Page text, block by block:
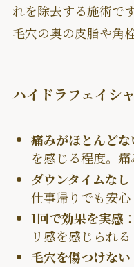
れを除去する施術で
毛穴の奥の皮脂や角
ハイドラフェイシ
痛みがほとんどな
を感じる程度。
ダウンタイムなし
仕事帰りでも安心
1回で効果を実感
リ感を感じられる
毛穴を傷つけない